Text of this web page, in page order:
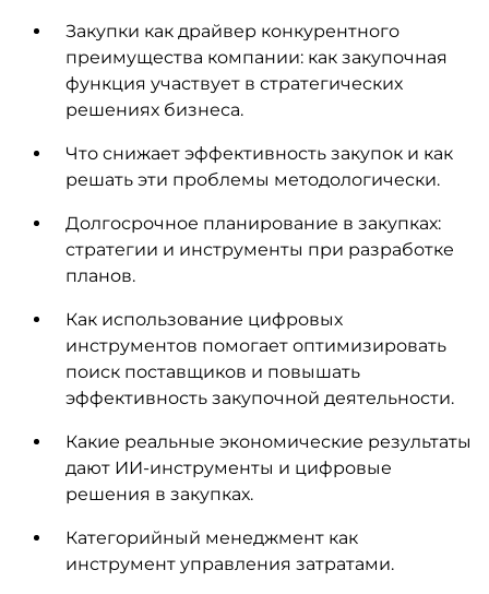
Закупки как драйвер конкурентного
преимущества компании: как закупочная
функция участвует в стратегических
решениях бизнеса.
Что снижает эффективность закупок и как
решать эти проблемы методологически.
Долгосрочное планирование в закупках:
стратегии и инструменты при разработке
планов.
Как использование цифровых
инструментов помогает оптимизировать
поиск поставщиков и повышать
эффективность закупочной деятельности.
Какие реальные экономические результаты
дают ИИ-инструменты и цифровые
решения в закупках.
Категорийный менеджмент как
инструмент управления затратами.